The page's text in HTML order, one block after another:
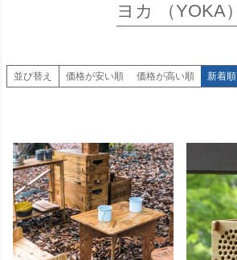
ヨカ （YOKA）
並び替え 価格が安い順 価格が高い順 新着順